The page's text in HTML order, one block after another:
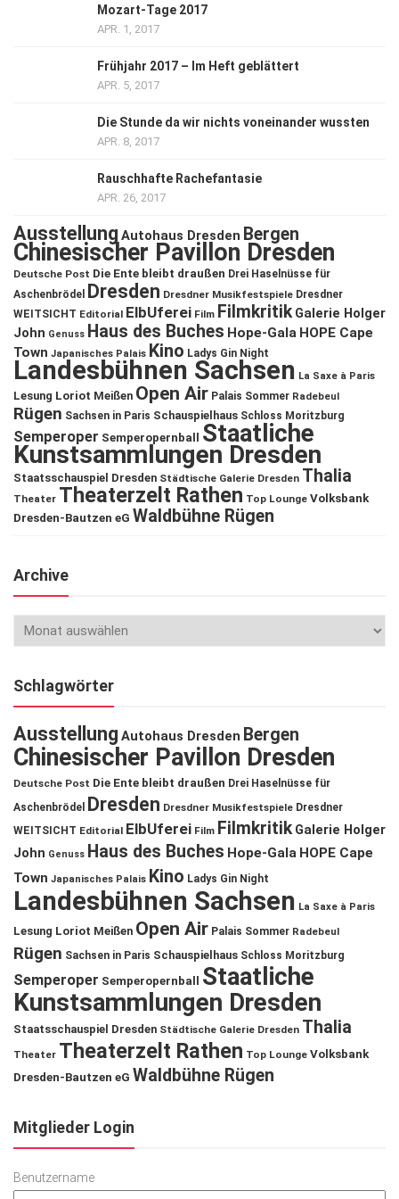
Mozart-Tage 2017
APR. 1, 2017
Frühjahr 2017 – Im Heft geblättert
APR. 5, 2017
Die Stunde da wir nichts voneinander wussten
APR. 8, 2017
Rauschhafte Rachefantasie
APR. 26, 2017
Ausstellung Autohaus Dresden Bergen
Chinesischer Pavillon Dresden
Deutsche Post Die Ente bleibt draußen Drei Haselnüsse für
Aschenbrödel
Dresden Dresdner Musikfestspiele Dresdner
WEITSICHT Editorial ElbUferei Film Filmkritik Galerie Holger
John Genuss Haus des Buches Hope-Gala HOPE Cape
Town Japanisches Palais Kino Ladys Gin Night
Landesbühnen Sachsen La Saxe à Paris
Lesung Loriot Meißen Open Air Palais Sommer Radebeul
Rügen Sachsen in Paris Schauspielhaus Schloss Moritzburg
Semperoper Semperopernball Staatliche
Kunstsammlungen Dresden
Staatsschauspiel Dresden Städtische Galerie Dresden Thalia
Theater Theaterzelt Rathen Top Lounge Volksbank
Dresden-Bautzen eG Waldbühne Rügen
Archive
Schlagwörter
Ausstellung Autohaus Dresden Bergen
Chinesischer Pavillon Dresden
Deutsche Post Die Ente bleibt draußen Drei Haselnüsse für
Aschenbrödel
Dresden Dresdner Musikfestspiele Dresdner
WEITSICHT Editorial ElbUferei Film Filmkritik Galerie Holger
John Genuss Haus des Buches Hope-Gala HOPE Cape
Town Japanisches Palais Kino Ladys Gin Night
Landesbühnen Sachsen La Saxe à Paris
Lesung Loriot Meißen Open Air Palais Sommer Radebeul
Rügen Sachsen in Paris Schauspielhaus Schloss Moritzburg
Semperoper Semperopernball
Staatliche
Kunstsammlungen Dresden
Staatsschauspiel Dresden Städtische Galerie Dresden Thalia
Theater Theaterzelt Rathen Top Lounge Volksbank
Dresden-Bautzen eG Waldbühne Rügen
Mitglieder Login
Benutzername